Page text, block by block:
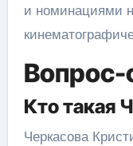
и номинациями
Вопрос-
Кто такая
Черкасова